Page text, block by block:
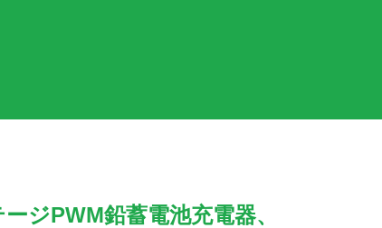
ジPWM鉛蓄電池充電器、